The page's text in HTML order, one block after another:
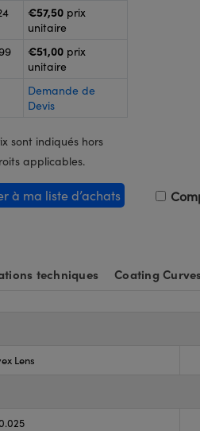
€57,50 prix
unitaire
€51,00 prix
unitaire
Demande de
Devis
sont indiqués hors
applicables.
à ma liste d’achats
techniques Coating
Lens